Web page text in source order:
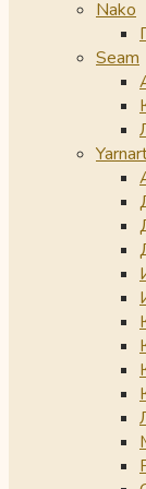
Nako
Seam